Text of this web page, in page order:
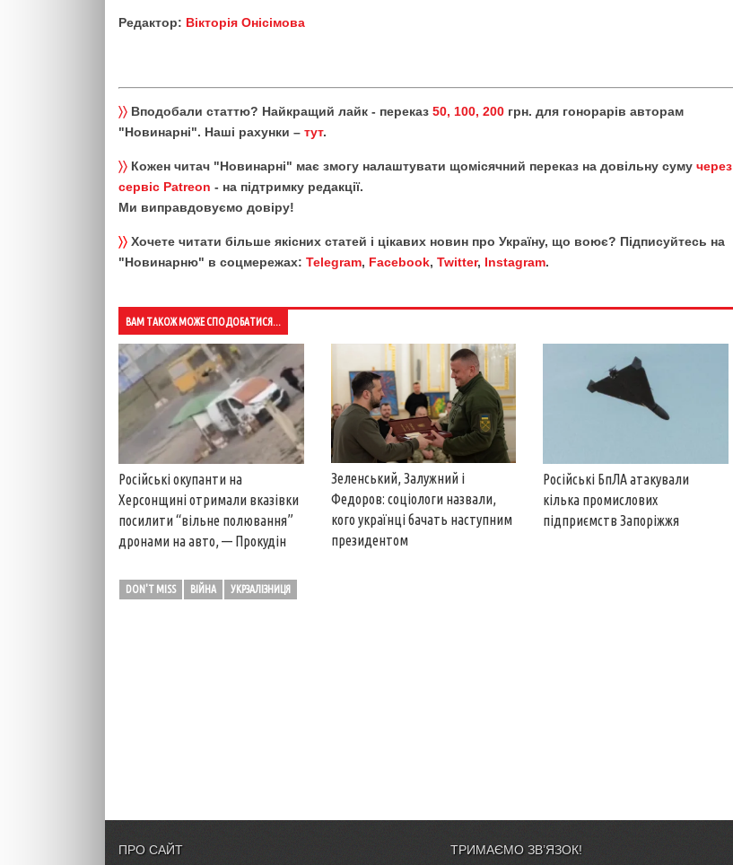
Редактор: Вікторія Онісімова
〉〉 Вподобали статтю? Найкращий лайк - переказ 50, 100, 200 грн. для гонорарів авторам
"Новинарні". Наші рахунки – тут.
〉〉 Кожен читач "Новинарні" має змогу налаштувати щомісячний переказ на довільну суму через
сервіс Patreon - на підтримку редакції.
Ми виправдовуємо довіру!
〉〉 Хочете читати більше якісних статей і цікавих новин про Україну, що воює? Підписуйтесь на
"Новинарню" в соцмережах: Telegram, Facebook, Twitter, Instagram.
ВАМ ТАКОЖ МОЖЕ СПОДОБАТИСЯ...
Російські окупанти на
Херсонщині отримали вказівки
посилити “вільне полювання”
дронами на авто, — Прокудін
Зеленський, Залужний і
Федоров: соціологи назвали,
кого українці бачать наступним
президентом
Російські БпЛА атакували
кілька промислових
підприємств Запоріжжя
DON'T MISS ВІЙНА УКРЗАЛІЗНИЦЯ
ПРО САЙТ ТРИМАЄМО ЗВ’ЯЗОК!